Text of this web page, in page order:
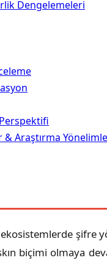
Dengelemeleri
Araştırma
şifre
biçimi olmaya